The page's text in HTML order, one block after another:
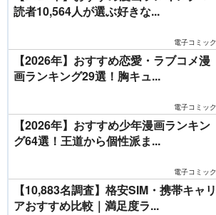
読者10,564人が選ぶ好きな...
電子コミック
【2026年】おすすめ恋愛・ラブコメ漫
画ランキング29選！胸キュ...
電子コミック
【2026年】おすすめ少年漫画ランキン
グ64選！王道から個性派ま...
電子コミック
【10,883名調査】格安SIM・携帯キャリ
アおすすめ比較｜満足度ラ...